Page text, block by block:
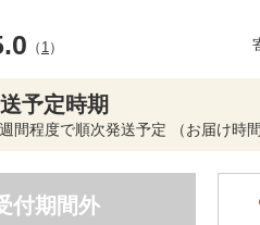
（ 1）
予定時期
間程度で順次発送予定 （お届け時間
付期間外